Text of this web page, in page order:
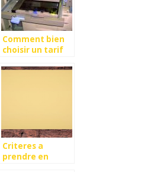
Comment bien
choisir un tarif
photocopieur ?
Criteres a
prendre en